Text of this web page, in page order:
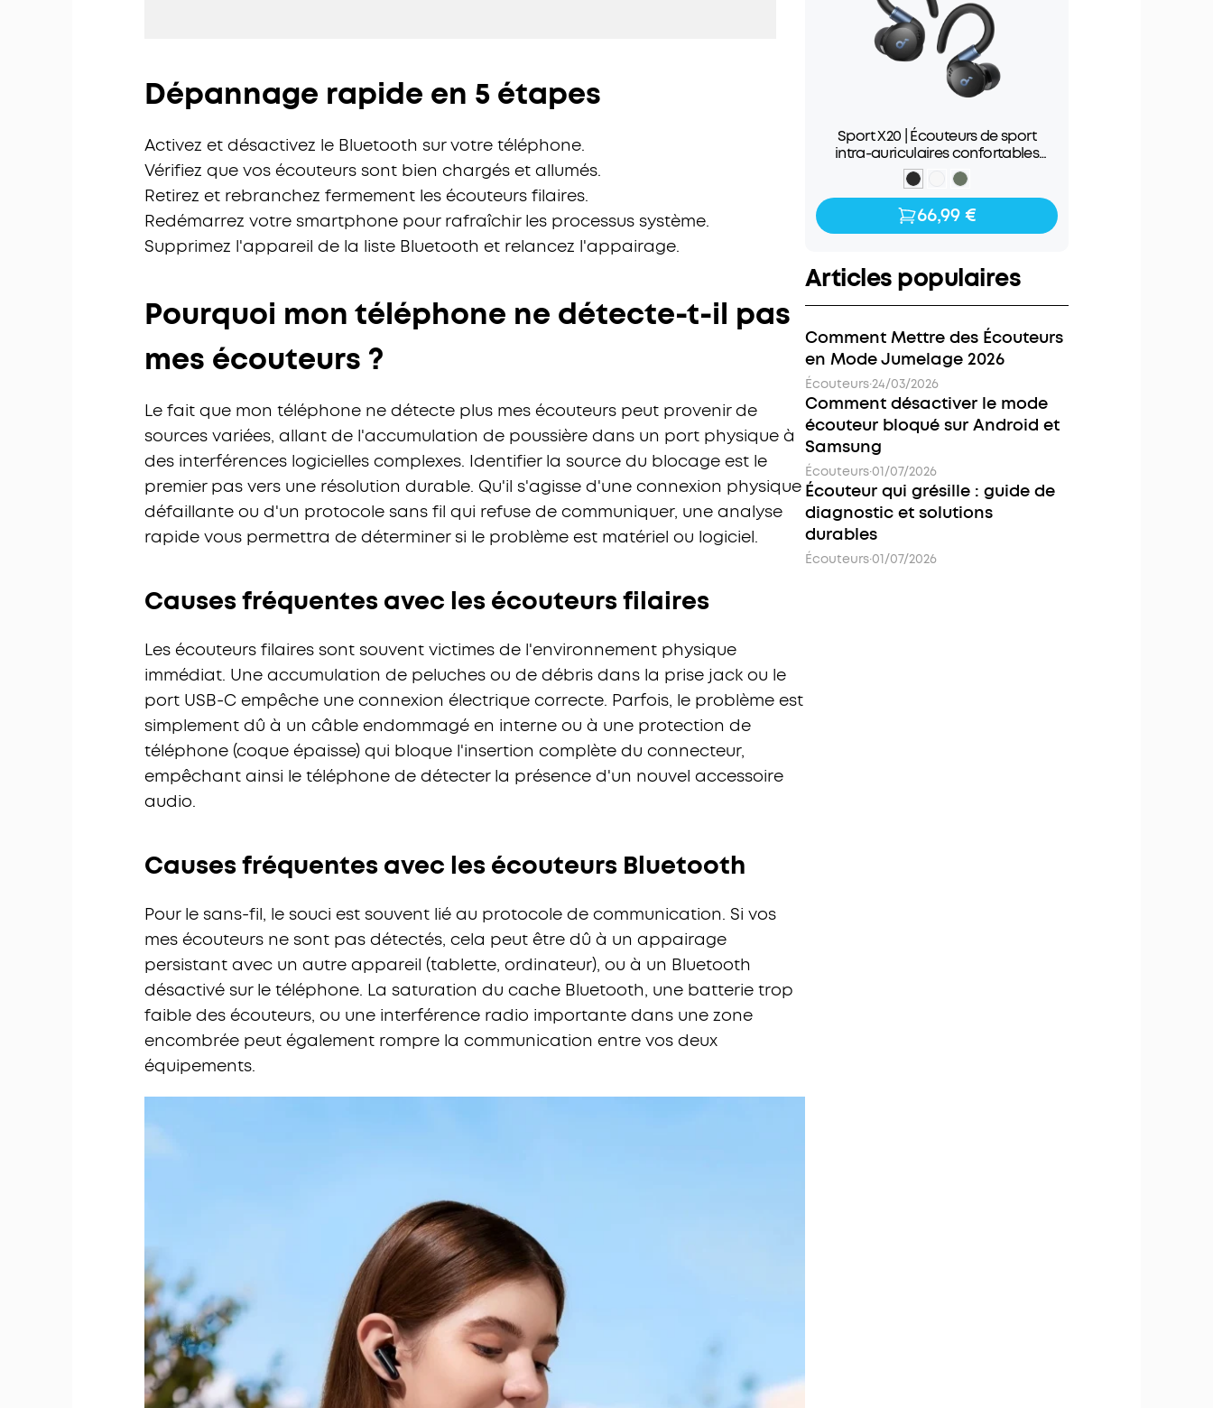
Dépannage rapide en 5 étapes
Activez et désactivez le Bluetooth sur votre téléphone.
Vérifiez que vos écouteurs sont bien chargés et allumés.
Retirez et rebranchez fermement les écouteurs filaires.
Redémarrez votre smartphone pour rafraîchir les processus système.
Supprimez l'appareil de la liste Bluetooth et relancez l'appairage.
Pourquoi mon téléphone ne détecte-t-il pas
mes écouteurs ?
Le fait que mon téléphone ne détecte plus mes écouteurs peut provenir de
sources variées, allant de l'accumulation de poussière dans un port physique à
des interférences logicielles complexes. Identifier la source du blocage est le
premier pas vers une résolution durable. Qu'il s'agisse d'une connexion physique
défaillante ou d'un protocole sans fil qui refuse de communiquer, une analyse
rapide vous permettra de déterminer si le problème est matériel ou logiciel.
Causes fréquentes avec les écouteurs filaires
Les écouteurs filaires sont souvent victimes de l'environnement physique
immédiat. Une accumulation de peluches ou de débris dans la prise jack ou le
port USB-C empêche une connexion électrique correcte. Parfois, le problème est
simplement dû à un câble endommagé en interne ou à une protection de
téléphone (coque épaisse) qui bloque l'insertion complète du connecteur,
empêchant ainsi le téléphone de détecter la présence d'un nouvel accessoire
audio.
Causes fréquentes avec les écouteurs Bluetooth
Pour le sans-fil, le souci est souvent lié au protocole de communication. Si vos
mes écouteurs ne sont pas détectés, cela peut être dû à un appairage
persistant avec un autre appareil (tablette, ordinateur), ou à un Bluetooth
désactivé sur le téléphone. La saturation du cache Bluetooth, une batterie trop
faible des écouteurs, ou une interférence radio importante dans une zone
encombrée peut également rompre la communication entre vos deux
équipements.
Sport X20 | Écouteurs de sport
intra-auriculaires confortables
avec contour d'oreille
66,99 €99,99 €
66,99 €
Articles populaires
Comment Mettre des Écouteurs
en Mode Jumelage 2026
Écouteurs·24/03/2026
Comment désactiver le mode
écouteur bloqué sur Android et
Samsung
Écouteurs·01/07/2026
Écouteur qui grésille : guide de
diagnostic et solutions
durables
Écouteurs·01/07/2026